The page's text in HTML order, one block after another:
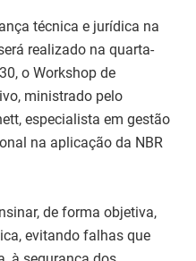
técnica e jurídica na
realizado na quarta-
o Workshop de
ministrado pelo
especialista em gestão
na aplicação da NBR
de forma objetiva,
evitando falhas que